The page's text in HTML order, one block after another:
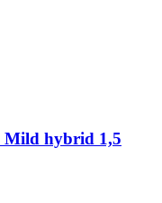
Mild hybrid 1,5